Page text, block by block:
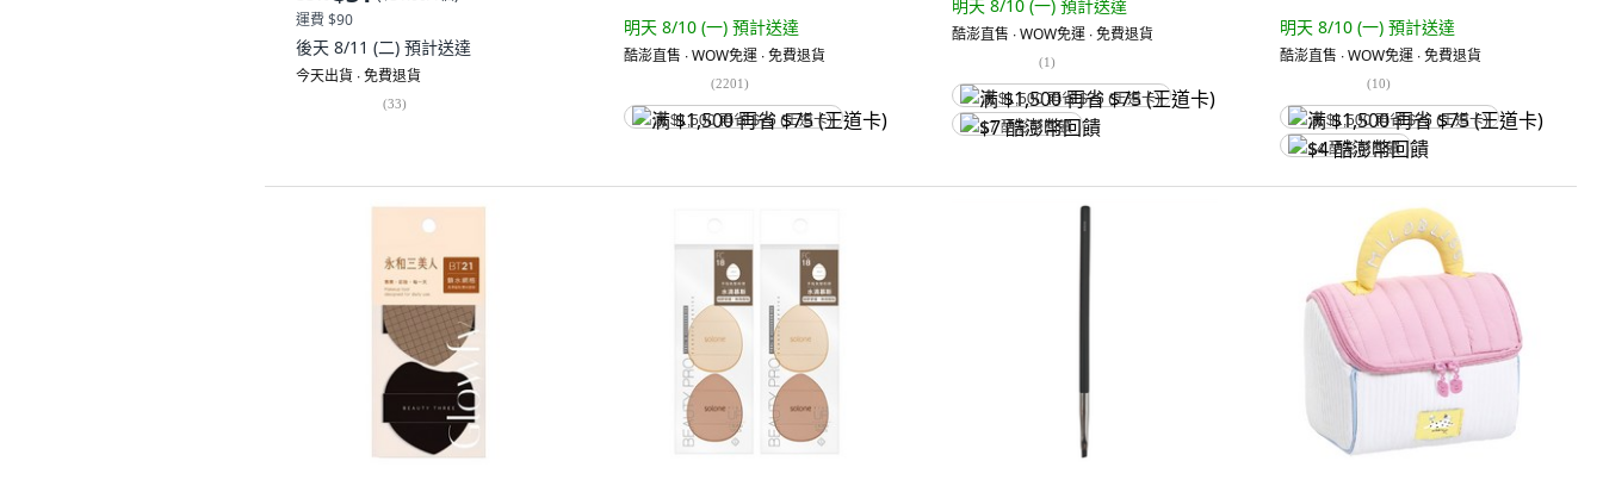
運費 $90
後天 8/11 (二) 預計送達
今天出貨 ∙ 免費退貨
(33)
明天 8/10 (一) 預計送達
酷澎直售 ∙ WOW免運 ∙ 免費退貨
(2201)
满 $1,500 再省 $75 (王道卡)
明天 8/10 (一) 預計送達
酷澎直售 ∙ WOW免運 ∙ 免費退貨
(1)
满 $1,500 再省 $75 (王道卡)
$7 酷澎幣回饋
明天 8/10 (一) 預計送達
酷澎直售 ∙ WOW免運 ∙ 免費退貨
(10)
满 $1,500 再省 $75 (王道卡)
$4 酷澎幣回饋